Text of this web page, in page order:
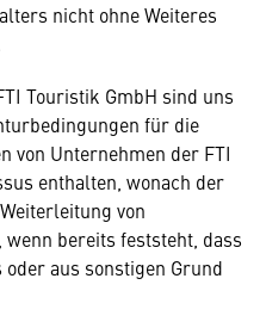
nicht ohne Weiteres
Touristik GmbH sind uns
für die
von Unternehmen der FTI
enthalten, wonach der
von
bereits feststeht, dass
aus sonstigen Grund